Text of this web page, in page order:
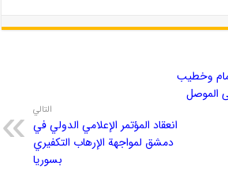
وخطیب
الموصل
التالي
انعقاد المؤتمر الإعلامي الدولي في
دمشق لمواجهة الإرهاب التكفيري
بسوريا